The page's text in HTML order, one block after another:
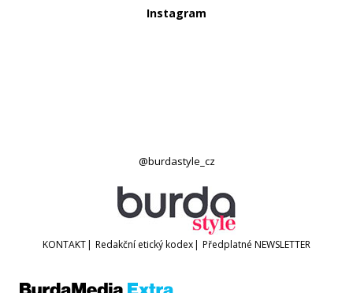
Instagram
@burdastyle_cz
KONTAKT| Redakční etický kodex| Předplatné NEWSLETTER